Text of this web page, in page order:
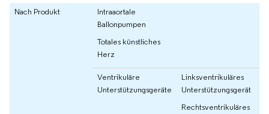
Nach Produkt
Intraaortale
Ballonpumpen
Totales künstliches
Herz
Ventrikuläre
Unterstützungsgeräte
Linksventrikuläres
Unterstützungsgerät
Rechtsventrikuläres